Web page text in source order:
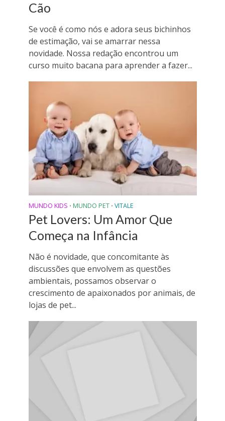
Cão
Se você é como nós e adora seus bichinhos
de estimação, vai se amarrar nessa
novidade. Nossa redação encontrou um
curso muito bacana para aprender a fazer...
MUNDO KIDS • MUNDO PET • VITALE
Pet Lovers: Um Amor Que
Começa na Infância
Não é novidade, que concomitante às
discussões que envolvem as questões
ambientais, possamos observar o
crescimento de apaixonados por animais, de
lojas de pet...